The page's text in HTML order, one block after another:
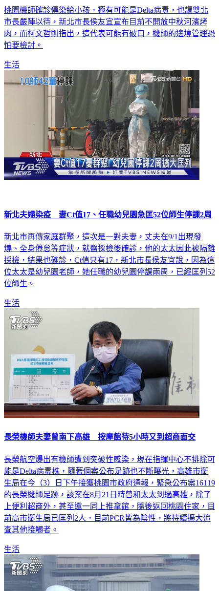
桃園機師確診傳染給小孩，極有可能是Delta病毒，也讓雙北
市長嚴陣以待，新北市長侯友宜宣布目前不開放中秋河濱烤
肉，而柯文哲則指出，這代表可能有破口，機師的邊境管理恐
怕要檢討。
生活
新北夫婦染疫 妻Ct值17、任職幼兒園急匡52位師生停課2周
新北市再傳家庭群聚，這次是一對夫妻，丈夫在9/1出現發
燒、全身倦怠等症狀，就醫採檢後確診，他的太太因此被隔離
採檢，結果也確診，Ct值只有17，新北市長侯友宜說，因為這
位太太是幼兒園老師，她任職的幼兒園停課兩周，已經匡列52
位師生。
生活
長榮機師夫妻曾南下高雄 按摩館待5小時又到超商面交
長榮航空爆出有機師遭到突破性感染，現在指揮中心不排除可
能是Delta病毒株，隨著個案公布足跡也不斷曝光，高雄市衛
生局在今（3）日下午接獲桃園市政府通報，緊急公布案16119
的長榮機師足跡，該案在8月21日時曾和太太到過高雄，除了
上便利超商外，甚至還一同上推拿館，隨後返回桃園住家，目
前高市衛生局已匡列2人，目前PCR皆為陰性，將持續擴大追
查其他接觸者。
生活